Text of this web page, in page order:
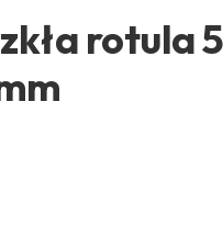
rotula